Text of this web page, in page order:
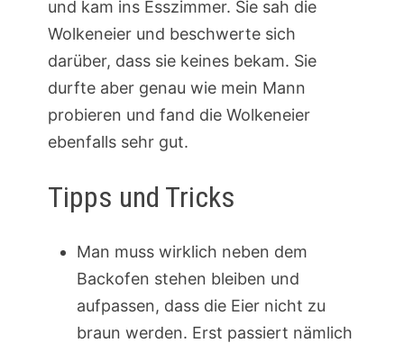
und kam ins Esszimmer. Sie sah die
Wolkeneier und beschwerte sich
darüber, dass sie keines bekam. Sie
durfte aber genau wie mein Mann
probieren und fand die Wolkeneier
ebenfalls sehr gut.
Tipps und Tricks
Man muss wirklich neben dem
Backofen stehen bleiben und
aufpassen, dass die Eier nicht zu
braun werden. Erst passiert nämlich